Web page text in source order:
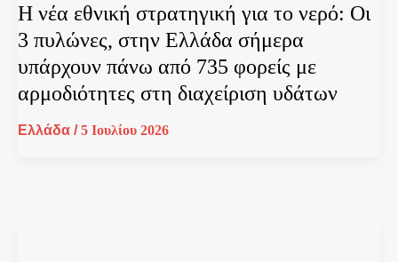
Η νέα εθνική στρατηγική για το νερό: Οι
3 πυλώνες, στην Ελλάδα σήμερα
υπάρχουν πάνω από 735 φορείς με
αρμοδιότητες στη διαχείριση υδάτων
Ελλάδα /5 Ιουλίου 2026